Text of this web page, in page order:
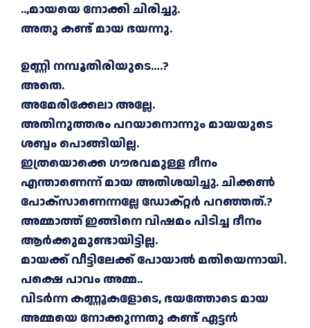
..,മായയെ നോക്കി ചിരിച്ചു.
അതു കണ്ട് മായ ഭയന്നു.
ഉണ്ണി നമ്പൂതിരിയുടെ….?
അതെ.
അമേരിക്കേലാ അല്ലേ.
അതിനുത്തരം പറയാനൊന്നും മായയുടെ
ശബ്ദം പൊങ്ങിയില്ല.
ഇത്രയൊക്കെ ഗൗരവമുള്ള ദീനം
എന്താണെന്ന് മായ അതിശയിച്ചു. ചിക്കൺ
പോക്സാണെന്നല്ലേ ഡോക്റ്റർ പറഞ്ഞത്.?
അമ്മാത്ത് ഇങ്ങിനെ വിഷമം പിടിച്ച ദീനം
ആർക്കുമുണ്ടായിട്ടില്ല.
മായക്ക് വീട്ടിലേക്ക് പോയാൽ മതിയെന്നായി.
പക്ഷെ പാവം അമ്മ..
വിടർന്ന കണ്ണൂകളോടെ, ഭയത്തോടെ മായ
അമ്മയെ നോക്കുന്നതു കണ്ട് ഏട്ടൻ